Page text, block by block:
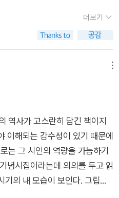
더보기
역사가 고스란히 담긴 책이지
이해되는 감수성이 있기 때문에
는 그 시인의 역량을 가늠하기
념시집이라는데 의의를 두고 읽
기의 내 모습이 보인다. 그립기